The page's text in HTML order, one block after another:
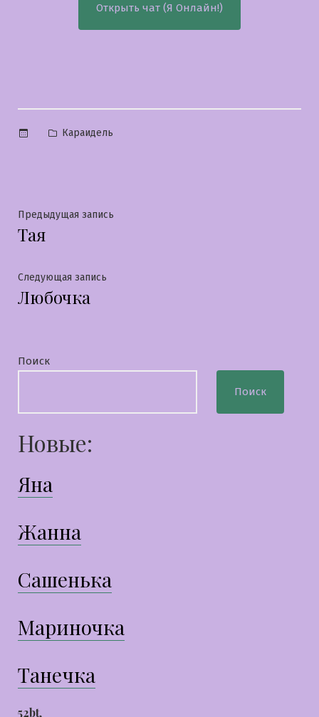
Открыть чат (Я Онлайн!)
Опубликовано
Караидель
Навигация
по
записям
Предыдущая запись
Тая
Следующая запись
Любочка
Поиск
Поиск
Новые:
Яна
Жанна
Сашенька
Мариночка
Танечка
52bt,